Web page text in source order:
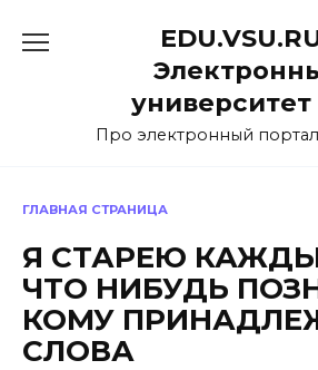
университет
Про электронный портал
ГЛАВНАЯ СТРАНИЦА
Я СТАРЕЮ
ЧТО НИБУДЬ
КОМУ
СЛОВА